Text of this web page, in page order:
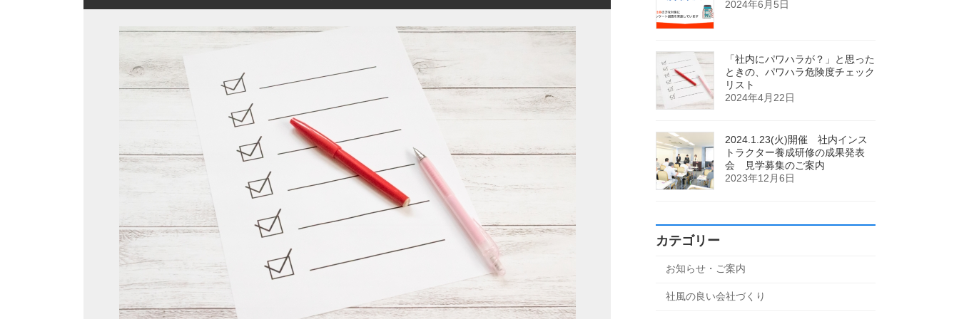
2024年6月5日
「社内にパワハラが？」と思った
ときの、パワハラ危険度チェック
リスト
2024年4月22日
2024.1.23(火)開催 社内インス
トラクター養成研修の成果発表
会 見学募集のご案内
2023年12月6日
カテゴリー
お知らせ・ご案内
社風の良い会社づくり